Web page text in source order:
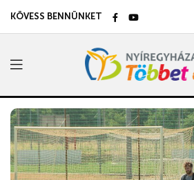
KÖVESS BENNÜNKET